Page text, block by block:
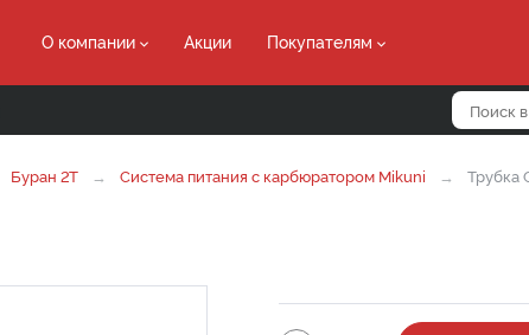
О компании Акции Покупателям
Буран 2Т Система питания с карбюратором Mikuni Трубка